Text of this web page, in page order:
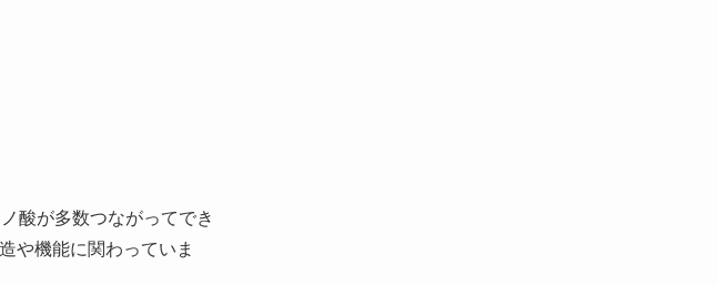
酸が多数つながってでき
や機能に関わっていま